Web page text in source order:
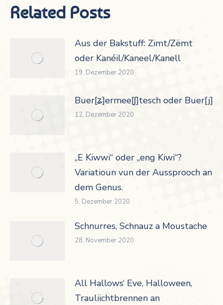
Related Posts
Aus der Bakstuff: Zimt/Zëmt
oder Kanéil/Kaneel/Kanell
19. Dezember 2020
Buer[ʑ]ermee[ʃ]tesch oder
12. Dezember 2020
„E Kiwwi“ oder „eng Kiwi“?
Variatioun vun der Aussprooch an
dem Genus.
5. Dezember 2020
Schnurres, Schnauz a Moustache
28. November 2020
All Hallows‘ Eve, Halloween,
Trauliichtbrennen an